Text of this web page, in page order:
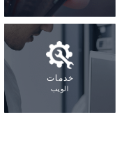
خدمات
الويب